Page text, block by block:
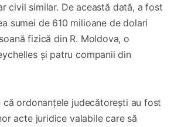
civil similar. De această dată, a fost
sumei de 610 milioane de dolari
fizică din R. Moldova, o
și patru companii din
că ordonanțele judecătorești au fost
acte juridice valabile care să